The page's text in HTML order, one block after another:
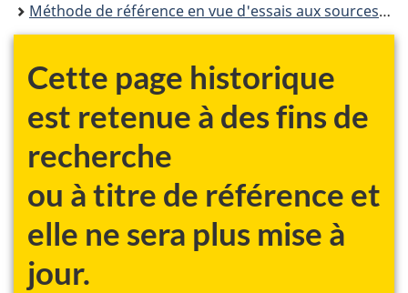
Méthode de référence en vue d'essais aux sources : Dosage des composés organiques semi-volatils dans les émissions de sources fixes
Cette page historique
est retenue à des fins de
recherche
ou à titre de référence et
elle ne sera plus mise à
jour.